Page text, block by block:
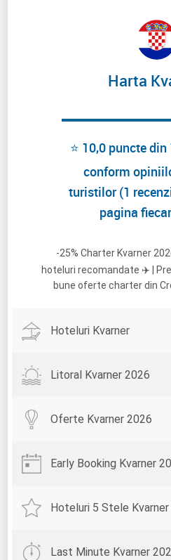
Harta
⭐ 10,0 puncte
conform
turistilor (1
pagina
-25% Charter Kvarner
hoteluri recomandate ✈️ |
bune oferte charter din
Hoteluri Kvarner
Litoral Kvarner 2026
Oferte Kvarner 2026
Early Booking Kvarner
Hoteluri 5 Stele
Last Minute Kvarner